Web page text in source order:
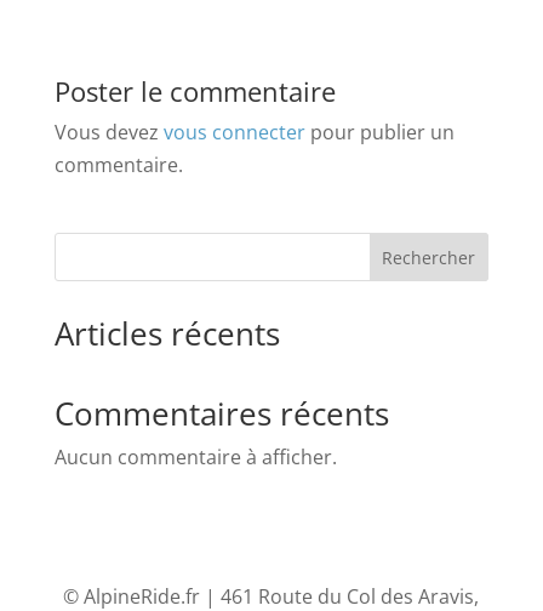
Poster le commentaire
Vous devez vous connecterpour publier un
commentaire.
Rechercher
Articles récents
Commentaires récents
Aucun commentaire à afficher.
© AlpineRide.fr | 461 Route du Col des Aravis,